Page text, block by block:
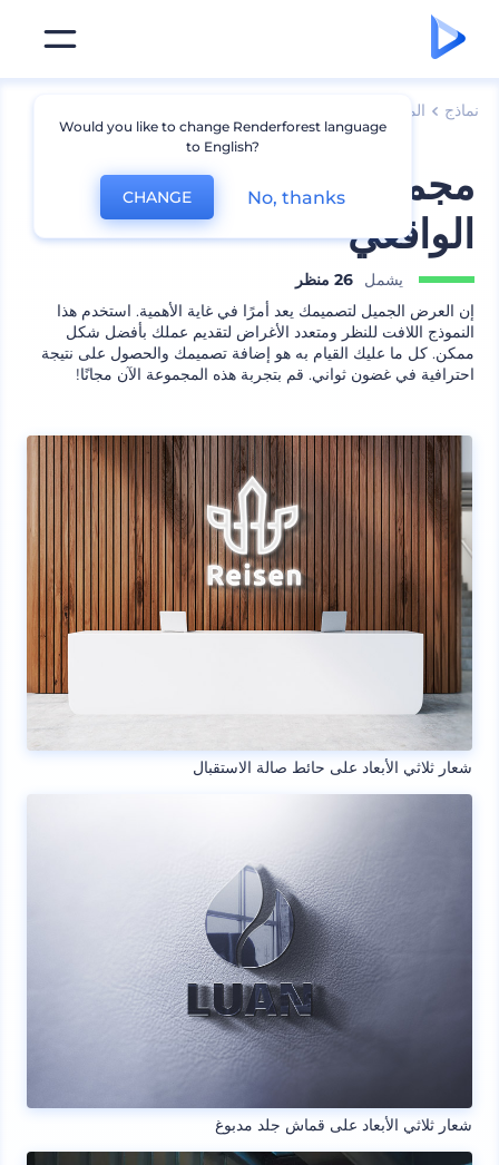
نماذج الملابس
مجموعة نموذج الشعار
الواقعي
يشمل
26 منظر
إن العرض الجميل لتصميمك يعد أمرًا في غاية الأهمية. استخدم هذا
النموذج اللافت للنظر ومتعدد الأغراض لتقديم عملك بأفضل شكل
ممكن. كل ما عليك القيام به هو إضافة تصميمك والحصول على نتيجة
احترافية في غضون ثواني. قم بتجربة هذه المجموعة الآن مجانًا!
شعار ثلاثي الأبعاد على حائط صالة الاستقبال
شعار ثلاثي الأبعاد على قماش جلد مدبوغ
Would you like to change Renderforest language
to English?
CHANGE No, thanks